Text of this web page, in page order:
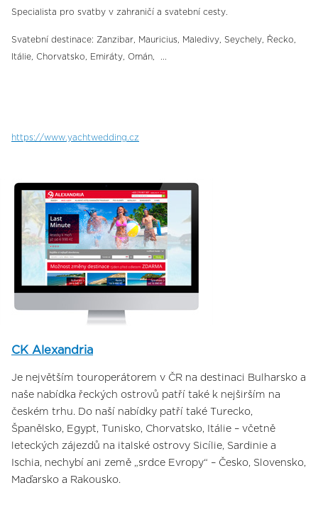
Specialista pro svatby v zahraničí a svatební cesty.
Svatební destinace: Zanzibar, Mauricius, Maledivy, Seychely, Řecko,
Itálie, Chorvatsko, Emiráty, Omán, ...
https://www.yachtwedding.cz
CK Alexandria
Je největším touroperátorem v ČR na destinaci Bulharsko a
naše nabídka řeckých ostrovů patří také k nejširším na
českém trhu. Do naší nabídky patří také Turecko,
Španělsko, Egypt, Tunisko, Chorvatsko, Itálie – včetně
leteckých zájezdů na italské ostrovy Sicílie, Sardinie a
Ischia, nechybí ani země „srdce Evropy“ – Česko, Slovensko,
Maďarsko a Rakousko.